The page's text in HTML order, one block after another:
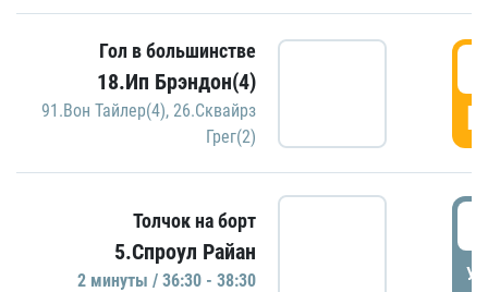
Гол в большинстве
18.Ип Брэндон(4)
91.Вон Тайлер(4), 26.Сквайрз
Грег(2)
Толчок на борт
5.Спроул Райан
2 минуты / 36:30 - 38:30